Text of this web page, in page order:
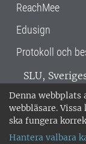
Denna webbplats
webbläsare.
ska fungera
Hantera valbara
ReachMee
Edusign
Protokoll och
SLU,
verksamhet
Alnarp,
018-67 10